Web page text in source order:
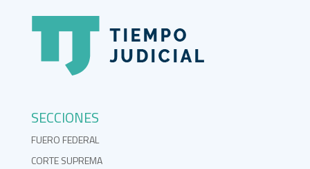
SECCIONES
FUERO FEDERAL
CORTE SUPREMA